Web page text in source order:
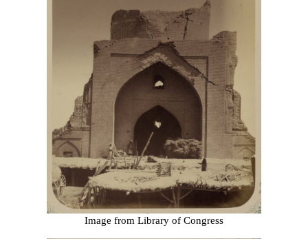
Image from Library of Congress